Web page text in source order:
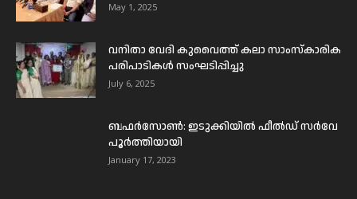
May 1, 2025
വനിതാ വേദി കുവൈത്ത് കലാ സാംസ്കാരിക
പരിപാടികൾ സംഘടിപ്പിച്ചു
July 6, 2025
ബഫര്‍സോണ്‍: ഇടുക്കിയില്‍ ഫീല്‍ഡ് സര്‍വേ
പൂര്‍ത്തിയായി
January 17, 2023